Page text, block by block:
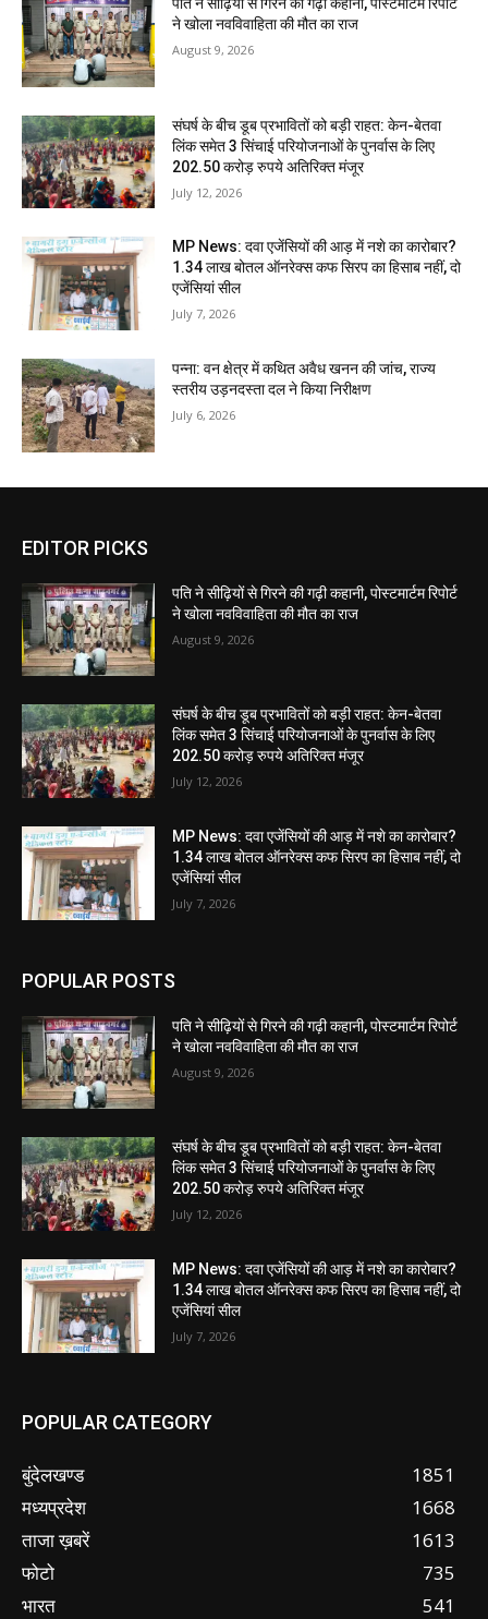
ने खोला नवविवाहिता की मौत का राज
August 9, 2026
संघर्ष के बीच डूब प्रभावितों को बड़ी राहत: केन-बेतवा
लिंक समेत 3 सिंचाई परियोजनाओं के पुनर्वास के लिए
202.50 करोड़ रुपये अतिरिक्त मंजूर
July 12, 2026
MP News: दवा एजेंसियों की आड़ में नशे का कारोबार?
1.34 लाख बोतल ऑनरेक्स कफ सिरप का हिसाब नहीं, दो
एजेंसियां सील
July 7, 2026
पन्ना: वन क्षेत्र में कथित अवैध खनन की जांच, राज्य
स्तरीय उड़नदस्ता दल ने किया निरीक्षण
July 6, 2026
EDITOR PICKS
पति ने सीढ़ियों से गिरने की गढ़ी कहानी, पोस्टमार्टम रिपोर्ट
ने खोला नवविवाहिता की मौत का राज
August 9, 2026
संघर्ष के बीच डूब प्रभावितों को बड़ी राहत: केन-बेतवा
लिंक समेत 3 सिंचाई परियोजनाओं के पुनर्वास के लिए
202.50 करोड़ रुपये अतिरिक्त मंजूर
July 12, 2026
MP News: दवा एजेंसियों की आड़ में नशे का कारोबार?
1.34 लाख बोतल ऑनरेक्स कफ सिरप का हिसाब नहीं, दो
एजेंसियां सील
July 7, 2026
POPULAR POSTS
पति ने सीढ़ियों से गिरने की गढ़ी कहानी, पोस्टमार्टम रिपोर्ट
ने खोला नवविवाहिता की मौत का राज
August 9, 2026
संघर्ष के बीच डूब प्रभावितों को बड़ी राहत: केन-बेतवा
लिंक समेत 3 सिंचाई परियोजनाओं के पुनर्वास के लिए
202.50 करोड़ रुपये अतिरिक्त मंजूर
July 12, 2026
MP News: दवा एजेंसियों की आड़ में नशे का कारोबार?
1.34 लाख बोतल ऑनरेक्स कफ सिरप का हिसाब नहीं, दो
एजेंसियां सील
July 7, 2026
POPULAR CATEGORY
बुंदेलखण्ड
1851
मध्यप्रदेश
1668
ताजा ख़बरें
1613
फोटो
735
भारत
541